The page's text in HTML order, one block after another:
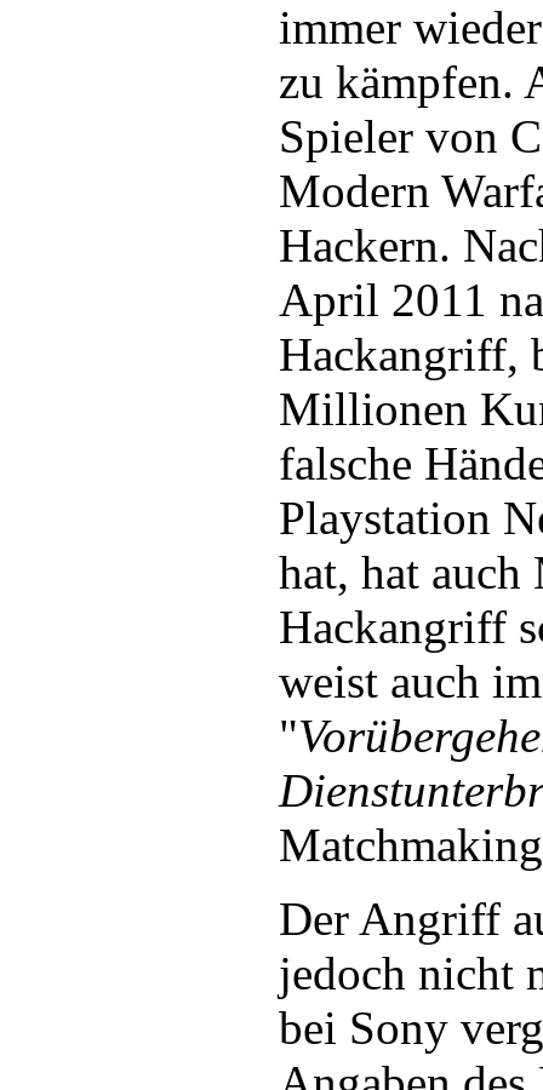
immer
zu kämpfen.
Spieler von
Modern
Hackern.
April 2011
Hackangriff,
Millionen
falsche
Playstation
hat, hat
Hackangriff
weist auch
"
Der Angriff
jedoch nicht
bei Sony